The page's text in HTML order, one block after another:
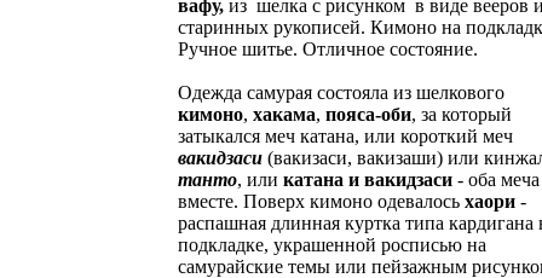
вафу, из шелка с рисунком в виде вееров
старинных рукописей. Кимоно на
Ручное шитье. Отличное состояние.
Одежда самурая состояла из шелкового
кимоно, хакама, пояса-оби, за который
затыкался меч катана, или короткий меч
вакидзаси (вакизаси, вакизаши) или
танто, или катана и вакидзаси - оба меча
вместе. Поверх кимоно одевалось хаори -
распашная длинная куртка типа кардигана
подкладке, украшенной росписью на
самурайские темы или пейзажным